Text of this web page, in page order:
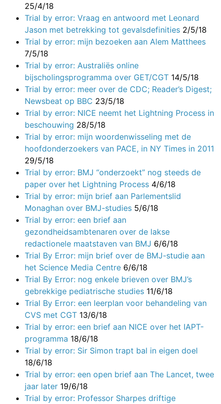
25/4/18
Trial by error: Vraag en antwoord met Leonard
Jason met betrekking tot gevalsdefinities 2/5/18
Trial by error: mijn bezoeken aan Alem Matthees
7/5/18
Trial by error: Australiës online
bijscholingsprogramma over GET/CGT 14/5/18
Trial by error: meer over de CDC; Reader’s Digest;
Newsbeat op BBC 23/5/18
Trial by error: NICE neemt het Lightning Process in
beschouwing 28/5/18
Trial by error: mijn woordenwisseling met de
hoofdonderzoekers van PACE, in NY Times in 2011
29/5/18
Trial by error: BMJ “onderzoekt” nog steeds de
paper over het Lightning Process 4/6/18
Trial by error: mijn brief aan Parlementslid
Monaghan over BMJ-studies 5/6/18
Trial by error: een brief aan
gezondheidsambtenaren over de lakse
redactionele maatstaven van BMJ 6/6/18
Trial By Error: mijn brief over de BMJ-studie aan
het Science Media Centre 6/6/18
Trial By Error: nog enkele brieven over BMJ’s
gebrekkige pediatrische studies 11/6/18
Trial By Error: een leerplan voor behandeling van
CVS met CGT 13/6/18
Trial by error: een brief aan NICE over het IAPT-
programma 18/6/18
Trial by error: Sir Simon trapt bal in eigen doel
18/6/18
Trial by error: een open brief aan The Lancet, twee
jaar later 19/6/18
Trial by error: Professor Sharpes driftige